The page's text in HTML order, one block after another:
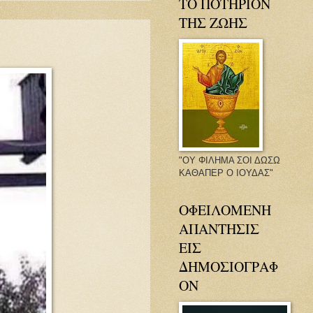
ΤΗΣ ΖΩΗΣ
"ΟΥ ΦΙΛΗΜΑ ΣΟΙ ΔΩΣΩ
ΚΑΘΑΠΕΡ Ο ΙΟΥΔΑΣ"
ΟΦΕΙΛΟΜΕΝΗ
ΑΠΑΝΤΗΣΙΣ
ΕΙΣ
ΔΗΜΟΣΙΟΓΡΑΦ
ΟΝ